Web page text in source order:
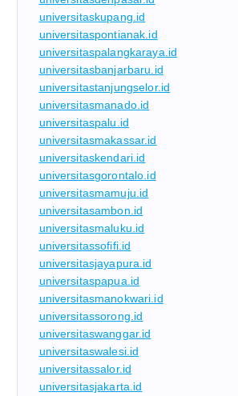
universitaskupang.id
universitaspontianak.id
universitaspalangkaraya.id
universitasbanjarbaru.id
universitastanjungselor.id
universitasmanado.id
universitaspalu.id
universitasmakassar.id
universitaskendari.id
universitasgorontalo.id
universitasmamuju.id
universitasambon.id
universitasmaluku.id
universitassofifi.id
universitasjayapura.id
universitaspapua.id
universitasmanokwari.id
universitassorong.id
universitaswanggar.id
universitaswalesi.id
universitassalor.id
universitasjakarta.id